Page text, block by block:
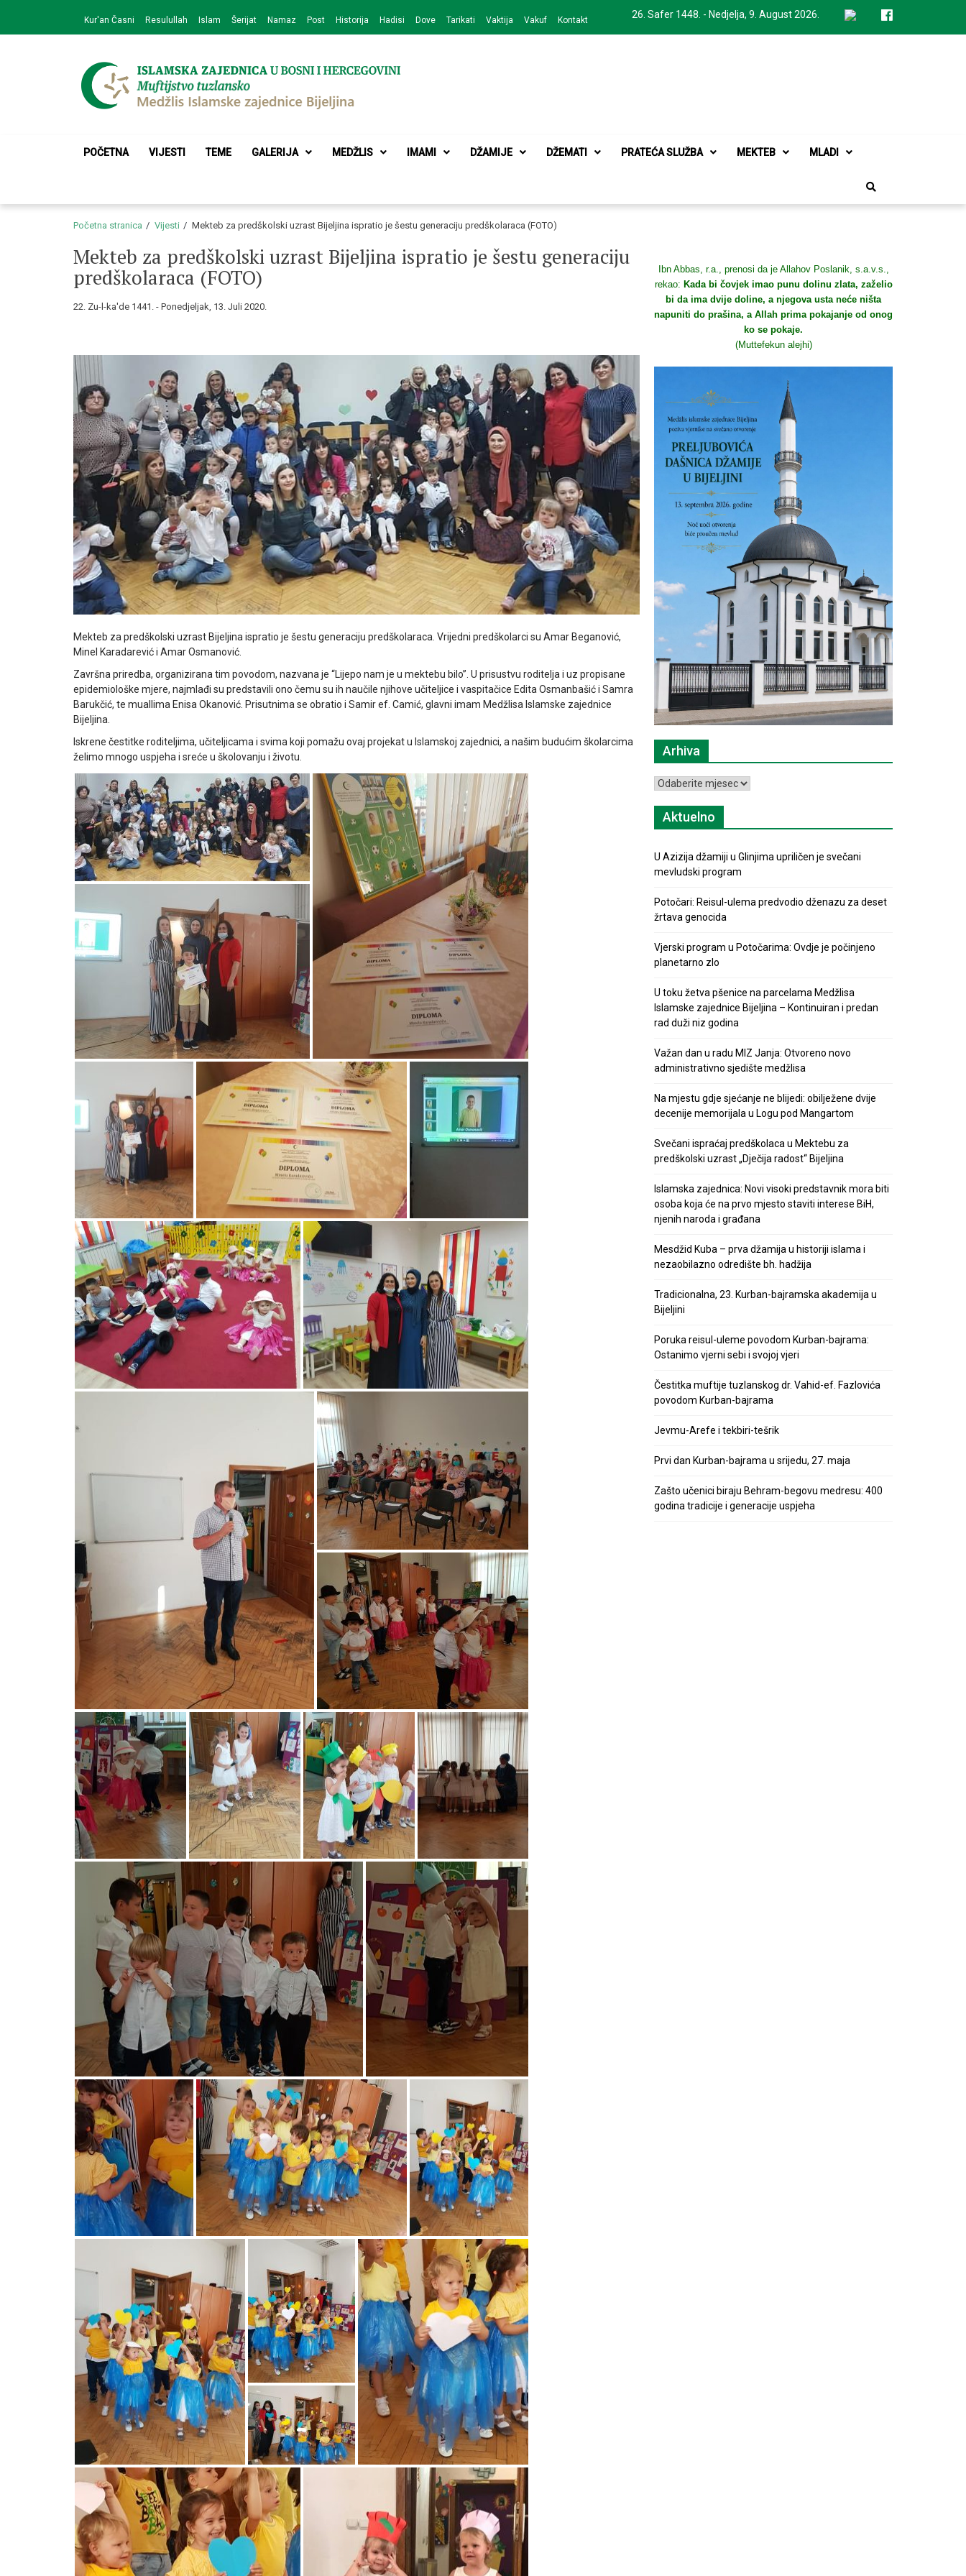
navigation
content
26. Safer 1448. - Nedjelja, 9. August 2026.
Kur'an Časni Resulullah Islam Šerijat Namaz Post Historija Hadisi Dove Tarikati Vaktija Vakuf Kontakt
Medžlis Islamske zajednice Bijeljina
POČETNA VIJESTI TEME GALERIJA MEDŽLIS IMAMI DŽAMIJE DŽEMATI PRATEĆA SLUŽBA MEKTEB MLADI
Početna stranica Vijesti Mekteb za predškolski uzrast Bijeljina ispratio je šestu generaciju predškolaraca (FOTO)
Mekteb za predškolski uzrast Bijeljina ispratio je šestu generaciju
predškolaraca (FOTO)
22. Zu-l-ka'de 1441. - Ponedjeljak, 13. Juli 2020.
Mekteb za predškolski uzrast Bijeljina ispratio je šestu generaciju predškolaraca. Vrijedni predškolarci su Amar Beganović,
Minel Karadarević i Amar Osmanović.
Završna priredba, organizirana tim povodom, nazvana je “Lijepo nam je u mektebu bilo”. U prisustvu roditelja i uz propisane
epidemiološke mjere, najmlađi su predstavili ono čemu su ih naučile njihove učiteljice i vaspitačice Edita Osmanbašić i Samra
Barukčić, te muallima Enisa Okanović. Prisutnima se obratio i Samir ef. Camić, glavni imam Medžlisa Islamske zajednice
Bijeljina.
Iskrene čestitke roditeljima, učiteljicama i svima koji pomažu ovaj projekat u Islamskoj zajednici, a našim budućim školarcima
želimo mnogo uspjeha i sreće u školovanju i životu.
Ibn Abbas, r.a., prenosi da je Allahov Poslanik, s.a.v.s.,
rekao: Kada bi čovjek imao punu dolinu zlata, zaželio
bi da ima dvije doline, a njegova usta neće ništa
napuniti do prašina, a Allah prima pokajanje od onog
ko se pokaje.
(Muttefekun alejhi)
Arhiva
Arhiva
Aktuelno
U Azizija džamiji u Glinjima upriličen je svečani
mevludski program
Potočari: Reisul-ulema predvodio dženazu za deset
žrtava genocida
Vjerski program u Potočarima: Ovdje je počinjeno
planetarno zlo
U toku žetva pšenice na parcelama Medžlisa
Islamske zajednice Bijeljina – Kontinuiran i predan
rad duži niz godina
Važan dan u radu MIZ Janja: Otvoreno novo
administrativno sjedište medžlisa
Na mjestu gdje sjećanje ne blijedi: obilježene dvije
decenije memorijala u Logu pod Mangartom
Svečani ispraćaj predškolaca u Mektebu za
predškolski uzrast „Dječija radost“ Bijeljina
Islamska zajednica: Novi visoki predstavnik mora biti
osoba koja će na prvo mjesto staviti interese BiH,
njenih naroda i građana
Mesdžid Kuba – prva džamija u historiji islama i
nezaobilazno odredište bh. hadžija
Tradicionalna, 23. Kurban-bajramska akademija u
Bijeljini
Poruka reisul-uleme povodom Kurban-bajrama:
Ostanimo vjerni sebi i svojoj vjeri
Čestitka muftije tuzlanskog dr. Vahid-ef. Fazlovića
povodom Kurban-bajrama
Jevmu-Arefe i tekbiri-tešrik
Prvi dan Kurban-bajrama u srijedu, 27. maja
Zašto učenici biraju Behram-begovu medresu: 400
godina tradicije i generacije uspjeha